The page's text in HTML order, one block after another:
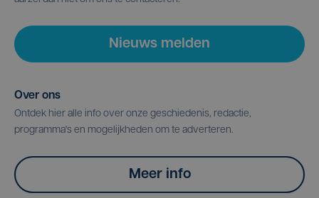
Nieuws melden
Over ons
Ontdek hier alle info over onze geschiedenis, redactie,
programma's en mogelijkheden om te adverteren.
Meer info